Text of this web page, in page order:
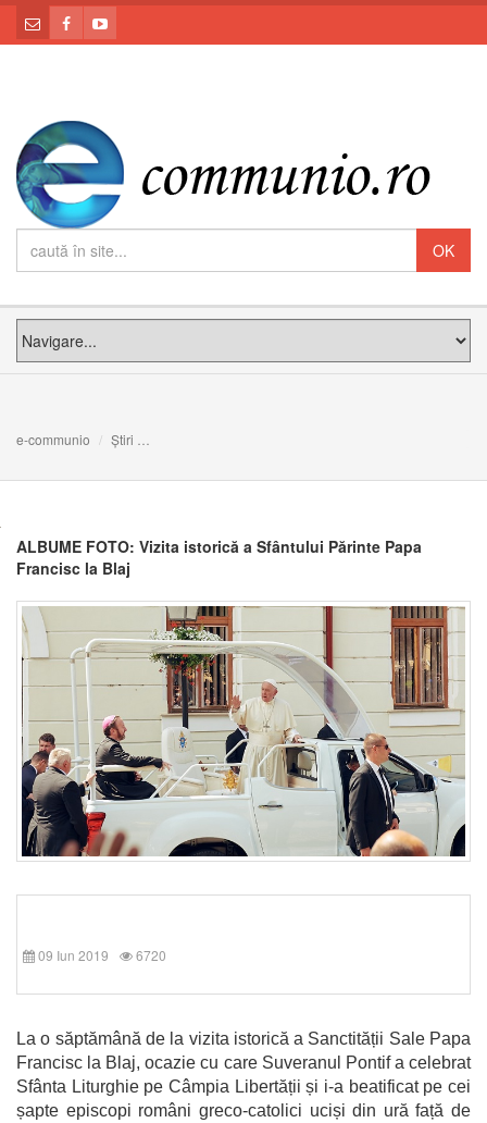
e-communio Știri
ALBUME FOTO: Vizita istorică a Sfântului Părinte Papa
Francisc la Blaj
09 Iun 2019 6720
La o săptămână de la vizita istorică a Sanctității Sale Papa
Francisc la Blaj, ocazie cu care Suveranul Pontif a celebrat
Sfânta Liturghie pe Câmpia Libertății și i-a beatificat pe cei
șapte episcopi români greco-catolici uciși din ură față de